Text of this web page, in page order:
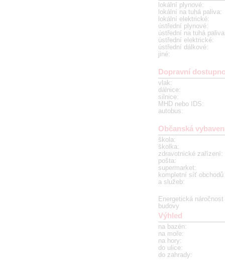
lokální plynové:
lokální na tuhá paliva:
lokální elektrické:
ústřední plynové:
ústřední na tuhá paliva
ústřední elektrické:
ústřední dálkové:
jiné:
Dopravní
vlak:
dálnice:
silnice:
MHD nebo IDS:
autobus:
Občanská
škola:
školka:
zdravotnické zařízení:
pošta:
supermarket:
kompletní síť obchodů
a služeb:
Energetická náročnost
budovy
Výhled
na bazén:
na moře:
na hory:
do ulice:
do zahrady: